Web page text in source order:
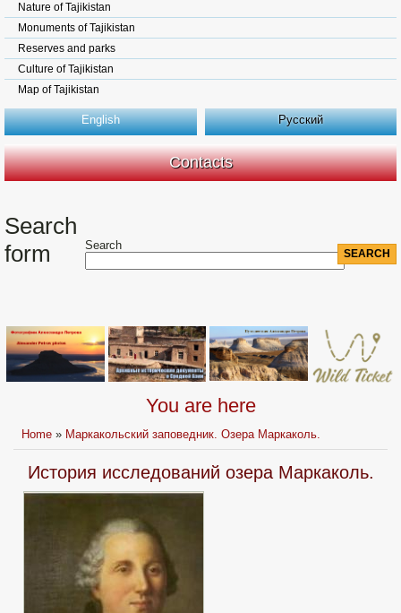
Nature of Tajikistan
Monuments of Tajikistan
Reserves and parks
Culture of Tajikistan
Map of Tajikistan
English Русский
Contacts
Search
form
Search
You are here
Home » Маркакольский заповедник. Озера Маркаколь.
История исследований озера Маркаколь.